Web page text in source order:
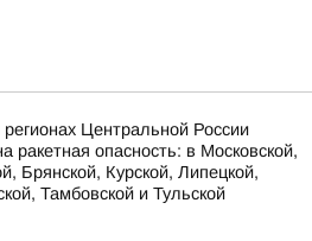
Центральной России
ракетная опасность: в Московской,
Брянской, Курской, Липецкой,
Тамбовской и Тульской